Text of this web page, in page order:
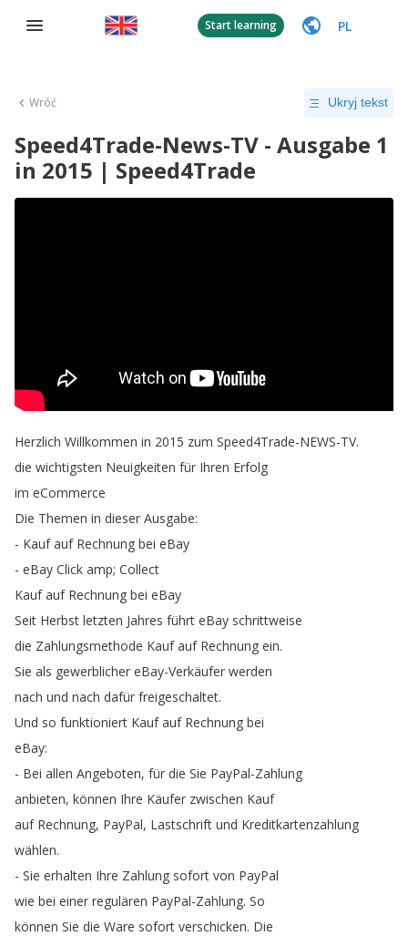
Start learning PL
Wróć Ukryj tekst
Speed4Trade-News-TV - Ausgabe 1
in 2015 | Speed4Trade
Herzlich Willkommen in 2015 zum Speed4Trade-NEWS-TV.
die wichtigsten Neuigkeiten für Ihren Erfolg
im eCommerce
Die Themen in dieser Ausgabe:
- Kauf auf Rechnung bei eBay
- eBay Click amp; Collect
Kauf auf Rechnung bei eBay
Seit Herbst letzten Jahres führt eBay schrittweise
die Zahlungsmethode Kauf auf Rechnung ein.
Sie als gewerblicher eBay-Verkäufer werden
nach und nach dafür freigeschaltet.
Und so funktioniert Kauf auf Rechnung bei
eBay:
- Bei allen Angeboten, für die Sie PayPal-Zahlung
anbieten, können Ihre Käufer zwischen Kauf
auf Rechnung, PayPal, Lastschrift und Kreditkartenzahlung
wählen.
- Sie erhalten Ihre Zahlung sofort von PayPal
wie bei einer regulären PayPal-Zahlung. So
können Sie die Ware sofort verschicken. Die